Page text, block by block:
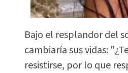
Bajo el resplandor del
cambiaría sus vidas:
resistirse, por lo que